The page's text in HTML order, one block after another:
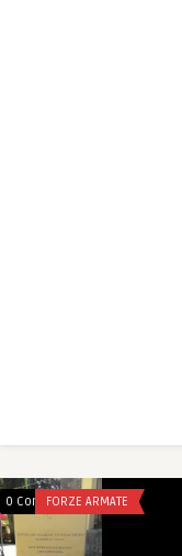
0 CommentsFORZE ARMATE